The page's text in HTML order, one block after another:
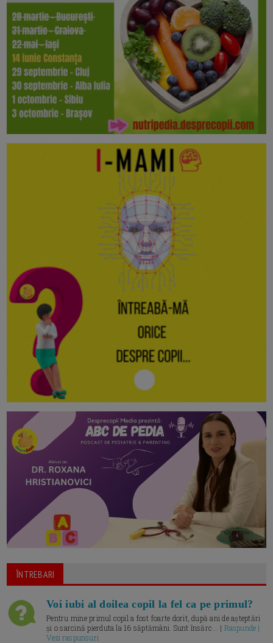
ÎNTREBARI
Voi iubi al doilea copil la fel ca pe primul?
Pentru mine primul copil a fost foarte dorit, după ani de așteptări
și o sarcină pierduta la 16 săptămâni. Sunt însărc... | Raspunde |
Vezi raspunsuri